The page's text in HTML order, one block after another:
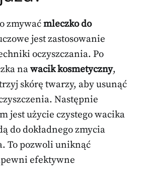
zmywaćmleczko do
jest zastosowanie
oczyszczania. Po
nawacik kosmetyczny,
skórę twarzy, aby usunąć
Następnie
jest użycie czystego wacika
do dokładnego zmycia
To pozwoli uniknąć
efektywne